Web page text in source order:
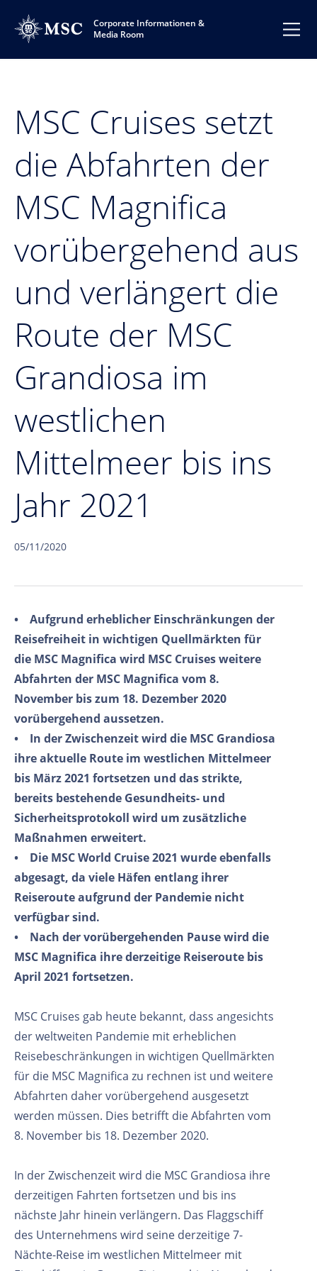
Corporate Informationen &
Media Room
MSC Cruises setzt
die Abfahrten der
MSC Magnifica
vorübergehend aus
und verlängert die
Route der MSC
Grandiosa im
westlichen
Mittelmeer bis ins
Jahr 2021
05/11/2020
• Aufgrund erheblicher Einschränkungen der
Reisefreiheit in wichtigen Quellmärkten für
die MSC Magnifica wird MSC Cruises weitere
Abfahrten der MSC Magnifica vom 8.
November bis zum 18. Dezember 2020
vorübergehend aussetzen.
• In der Zwischenzeit wird die MSC Grandiosa
ihre aktuelle Route im westlichen Mittelmeer
bis März 2021 fortsetzen und das strikte,
bereits bestehende Gesundheits- und
Sicherheitsprotokoll wird um zusätzliche
Maßnahmen erweitert.
• Die MSC World Cruise 2021 wurde ebenfalls
abgesagt, da viele Häfen entlang ihrer
Reiseroute aufgrund der Pandemie nicht
verfügbar sind.
• Nach der vorübergehenden Pause wird die
MSC Magnifica ihre derzeitige Reiseroute bis
April 2021 fortsetzen.
MSC Cruises gab heute bekannt, dass angesichts
der weltweiten Pandemie mit erheblichen
Reisebeschränkungen in wichtigen Quellmärkten
für die MSC Magnifica zu rechnen ist und weitere
Abfahrten daher vorübergehend ausgesetzt
werden müssen. Dies betrifft die Abfahrten vom
8. November bis 18. Dezember 2020.
In der Zwischenzeit wird die MSC Grandiosa ihre
derzeitigen Fahrten fortsetzen und bis ins
nächste Jahr hinein verlängern. Das Flaggschiff
des Unternehmens wird seine derzeitige 7-
Nächte-Reise im westlichen Mittelmeer mit